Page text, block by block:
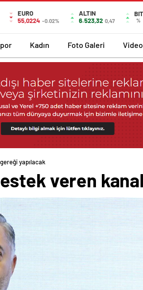
EURO
55,0224 -0.02%
ALTIN
6.523,32 0,47 %
Kadın Foto Galeri
yapılacak
veren